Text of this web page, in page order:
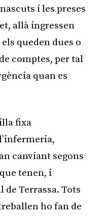
i les preses
allà ingressen
queden dues o
comptes, per tal
quan es
fixa
canviant segons
tenen, i
de Terrassa. Tots
ho fan de